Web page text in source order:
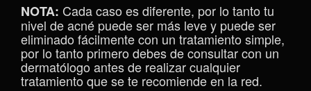
NOTA: Cada caso es diferente, por lo tanto tu
nivel de acné puede ser más leve y puede ser
eliminado fácilmente con un tratamiento simple,
por lo tanto primero debes de consultar con un
dermatólogo antes de realizar cualquier
tratamiento que se te recomiende en la red.